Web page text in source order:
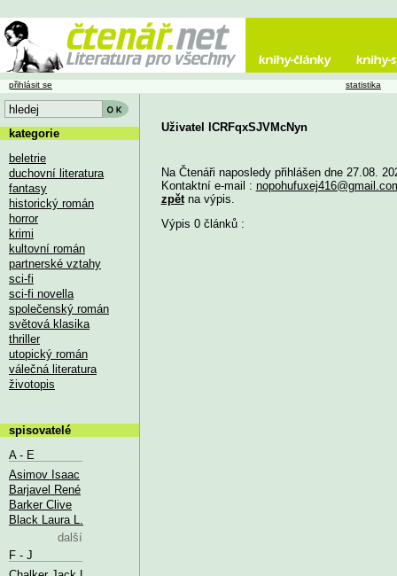
Uživatel lCRFqxSJVMcNyn
Na Čtenáři naposledy přihlášen dne 27.08.
Kontaktní e-mail :
zpětna výpis.
Výpis 0 článků :
přihlásit se statistika
kategorie
beletrie
duchovní literatura
fantasy
historický román
horror
krimi
kultovní román
partnerské vztahy
sci-fi
sci-fi novella
společenský román
světová klasika
thriller
utopický román
válečná literatura
životopis
spisovatelé
A - E
Asimov Isaac
Barjavel René
Barker Clive
Black Laura L.
další
F - J